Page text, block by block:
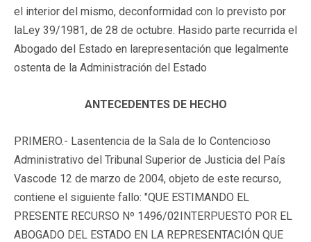
el interior del mismo, deconformidad con lo previsto por
laLey 39/1981, de 28 de octubre. Hasido parte recurrida el
Abogado del Estado en larepresentación que legalmente
ostenta de la Administración del Estado
ANTECEDENTES DE HECHO
PRIMERO.- Lasentencia de la Sala de lo Contencioso
Administrativo del Tribunal Superior de Justicia del País
Vascode 12 de marzo de 2004, objeto de este recurso,
contiene el siguiente fallo: "QUE ESTIMANDO EL
PRESENTE RECURSO Nº 1496/02INTERPUESTO POR EL
ABOGADO DEL ESTADO EN LA REPRESENTACIÓN QUE